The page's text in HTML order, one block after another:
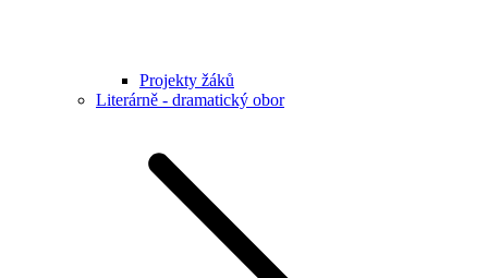
Projekty žáků
Literárně - dramatický obor